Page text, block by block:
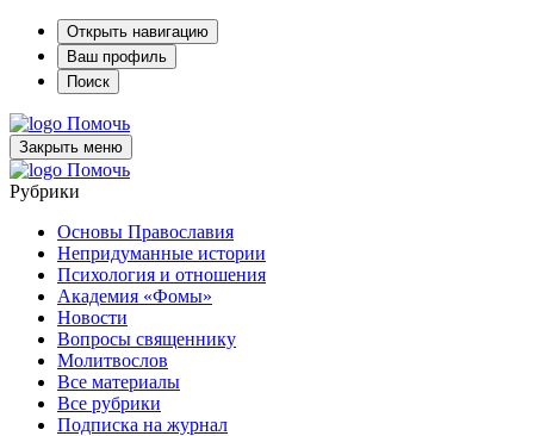
Открыть навигацию
Ваш профиль
Поиск
Помочь
Закрыть меню
Помочь
Рубрики
Основы Православия
Непридуманные истории
Психология и отношения
Академия «Фомы»
Новости
Вопросы священнику
Молитвослов
Все материалы
Все рубрики
Подписка на журнал